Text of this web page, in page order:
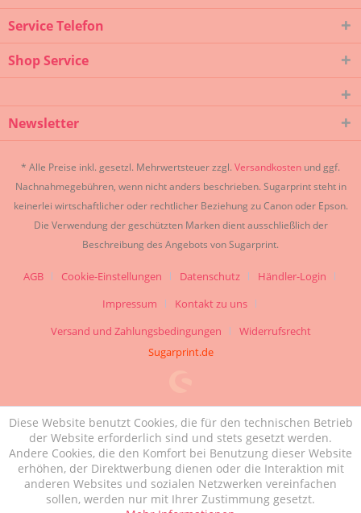
Service Telefon
Shop Service
Newsletter
* Alle Preise inkl. gesetzl. Mehrwertsteuer zzgl. Versandkosten und ggf.
Nachnahmegebühren, wenn nicht anders beschrieben. Sugarprint steht in
keinerlei wirtschaftlicher oder rechtlicher Beziehung zu Canon oder Epson.
Die Verwendung der geschützten Marken dient ausschließlich der
Beschreibung des Angebots von Sugarprint.
AGB Cookie-Einstellungen Datenschutz
Händler-Login
Impressum
Kontakt zu uns
Versand und Zahlungsbedingungen
Widerrufsrecht
Sugarprint.de
Diese Website benutzt Cookies, die für den technischen Betrieb
der Website erforderlich sind und stets gesetzt werden.
Andere Cookies, die den Komfort bei Benutzung dieser Website
erhöhen, der Direktwerbung dienen oder die Interaktion mit
anderen Websites und sozialen Netzwerken vereinfachen
sollen, werden nur mit Ihrer Zustimmung gesetzt.